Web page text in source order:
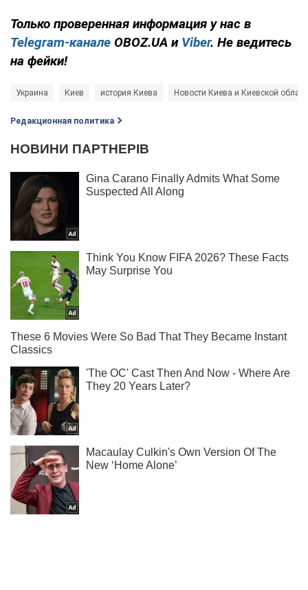
Только проверенная информация у нас в
Telegram-канале OBOZ.UA и Viber. Не ведитесь
на фейки!
Украина Киев история Киева Новости Киева и Киевской
Редакционная политика